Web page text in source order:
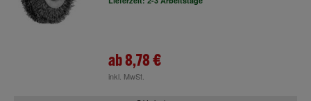
ab8,78 €
inkl. MwSt.